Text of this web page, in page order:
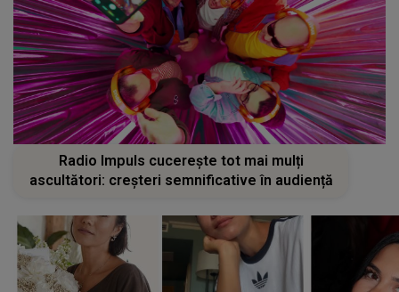
Radio Impuls cucerește tot mai mulți
ascultători: creșteri semnificative în audiență